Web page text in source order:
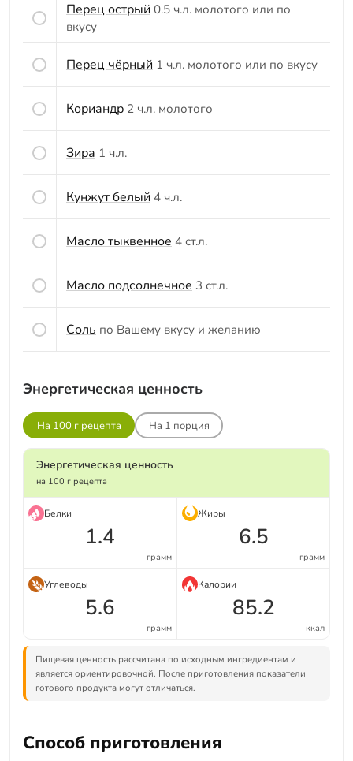
Перец острый 0.5 ч.л. молотого или по
вкусу
Перец чёрный 1 ч.л. молотого или по вкусу
Кориандр 2 ч.л. молотого
Зира 1 ч.л.
Кунжут белый 4 ч.л.
Масло тыквенное 4 ст.л.
Масло подсолнечное 3 ст.л.
Соль по Вашему вкусу и желанию
Энергетическая ценность
На 100 г рецепта На 1 порция
Энергетическая ценность
на 100 г рецепта
Белки
1.4
грамм
Жиры
6.5
грамм
Углеводы
5.6
грамм
Калории
85.2
ккал
Пищевая ценность рассчитана по исходным ингредиентам и
является ориентировочной. После приготовления показатели
готового продукта могут отличаться.
Способ приготовления